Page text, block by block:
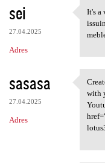
sei
27.04.2025
Adres
It's a
It's a
sasasa
27.04.2025
Adres
with